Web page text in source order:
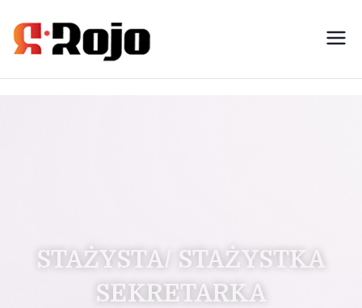
Rojo- agencja pracy świadczymy
STAŻYSTA/ STAŻYSTKA
SEKRETARKA